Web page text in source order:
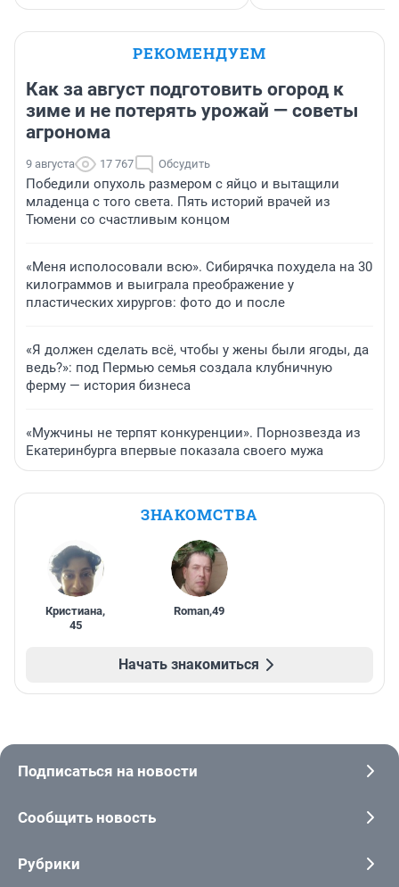
РЕКОМЕНДУЕМ
Как за август подготовить огород к
зиме и не потерять урожай — советы
агронома
9 августа 17 767 Обсудить
Победили опухоль размером с яйцо и вытащили
младенца с того света. Пять историй врачей из
Тюмени со счастливым концом
«Меня исполосовали всю». Сибирячка похудела на 30
килограммов и выиграла преображение у
пластических хирургов: фото до и после
«Я должен сделать всё, чтобы у жены были ягоды, да
ведь?»: под Пермью семья создала клубничную
ферму — история бизнеса
«Мужчины не терпят конкуренции». Порнозвезда из
Екатеринбурга впервые показала своего мужа
ЗНАКОМСТВА
Кристиана,
45
Roman,49
Начать знакомиться
Подписаться на новости
Сообщить новость
Рубрики